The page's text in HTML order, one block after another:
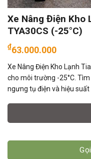
Xe Nâng Điện Kho
TYA30CS (-25°C)
₫63.000.000
Xe Nâng Điện Kho Lạnh
cho môi trường -25°C.
ngưng tụ điện và hiệu suất